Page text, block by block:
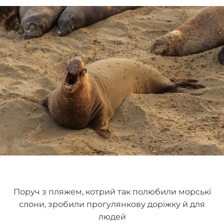
Поруч з пляжем, котрий так полюбили морські
слони, зробили прогулянкову доріжку й для
людей